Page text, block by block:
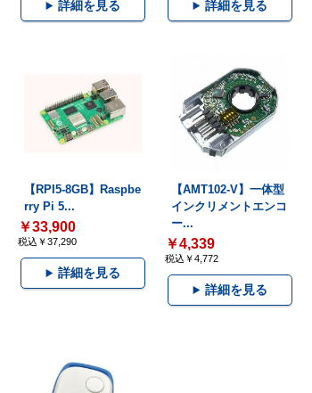
詳細を見る 詳細を見る
【RPI5-8GB】Raspbe
rry Pi 5...
￥33,900
税込￥37,290
詳細を見る
【AMT102-V】一体型
インクリメントエンコ
ー...
￥4,339
税込￥4,772
詳細を見る